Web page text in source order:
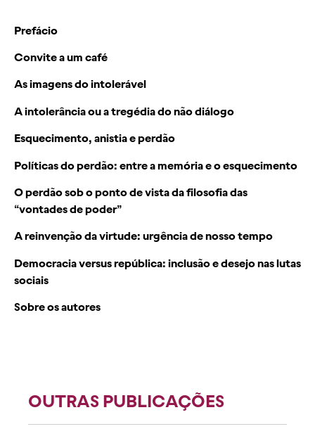
Prefácio
Convite a um café
As imagens do intolerável
A intolerância ou a tregédia do não diálogo
Esquecimento, anistia e perdão
Políticas do perdão: entre a memória e o esquecimento
O perdão sob o ponto de vista da filosofia das
“vontades de poder”
A reinvenção da virtude: urgência de nosso tempo
Democracia versus república: inclusão e desejo nas lutas
sociais
Sobre os autores
OUTRAS PUBLICAÇÕES